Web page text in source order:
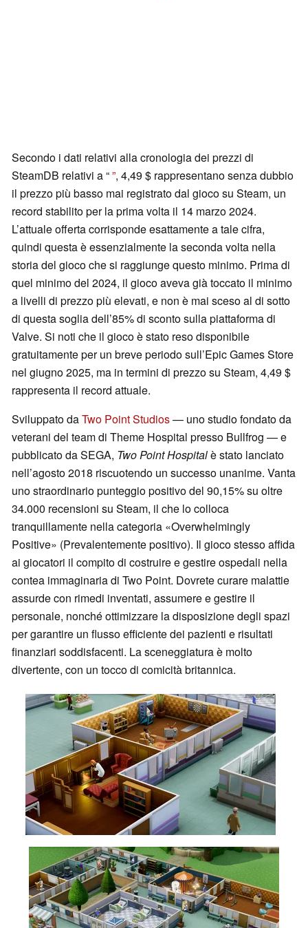
Secondo i dati relativi alla cronologia dei prezzi di
SteamDB relativi a “”, 4,49 $ rappresentano senza dubbio
il prezzo più basso mai registrato dal gioco su Steam, un
record stabilito per la prima volta il 14 marzo 2024.
L’attuale offerta corrisponde esattamente a tale cifra,
quindi questa è essenzialmente la seconda volta nella
storia del gioco che si raggiunge questo minimo. Prima di
quel minimo del 2024, il gioco aveva già toccato il minimo
a livelli di prezzo più elevati, e non è mai sceso al di sotto
di questa soglia dell’85% di sconto sulla piattaforma di
Valve. Si noti che il gioco è stato reso disponibile
gratuitamente per un breve periodo sull’Epic Games Store
nel giugno 2025, ma in termini di prezzo su Steam, 4,49 $
rappresenta il record attuale.
Sviluppato daTwo Point Studios— uno studio fondato da
veterani del team di Theme Hospital presso Bullfrog — e
pubblicato da SEGA, Two Point Hospitalè stato lanciato
nell’agosto 2018 riscuotendo un successo unanime. Vanta
uno straordinario punteggio positivo del 90,15% su oltre
34.000 recensioni su Steam, il che lo colloca
tranquillamente nella categoria «Overwhelmingly
Positive» (Prevalentemente positivo). Il gioco stesso affida
ai giocatori il compito di costruire e gestire ospedali nella
contea immaginaria di Two Point. Dovrete curare malattie
assurde con rimedi inventati, assumere e gestire il
personale, nonché ottimizzare la disposizione degli spazi
per garantire un flusso efficiente dei pazienti e risultati
finanziari soddisfacenti. La sceneggiatura è molto
divertente, con un tocco di comicità britannica.